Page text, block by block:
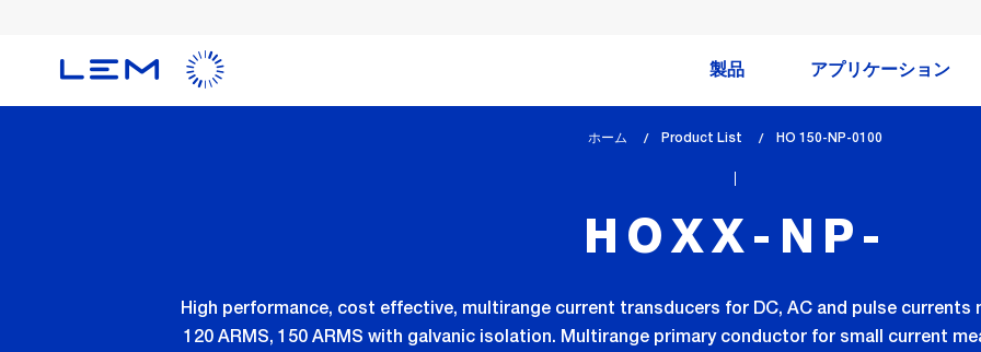
製品 アプリケーション
ホーム Product List
lem_current_page
HO 150-NP-0100
HOXX-NP-
High performance, cost effective, multirange current transducers for DC, AC and pulse currents
120 ARMS, 150 ARMS with galvanic isolation. Multirange primary conductor for small current